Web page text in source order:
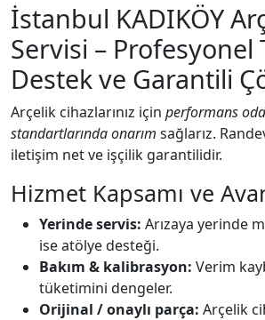
İstanbul KADIKÖY
Servisi – Profesyonel
Destek ve Garantili
Arçelik cihazlarınız için performans
standartlarında onarım sağlarız.
iletişim net ve işçilik garantilidir.
Hizmet Kapsamı ve
Yerinde servis: Arızaya yerinde
ise atölye desteği.
Bakım & kalibrasyon: Verim
tüketimini dengeler.
Orijinal / onaylı parça: Arçelik